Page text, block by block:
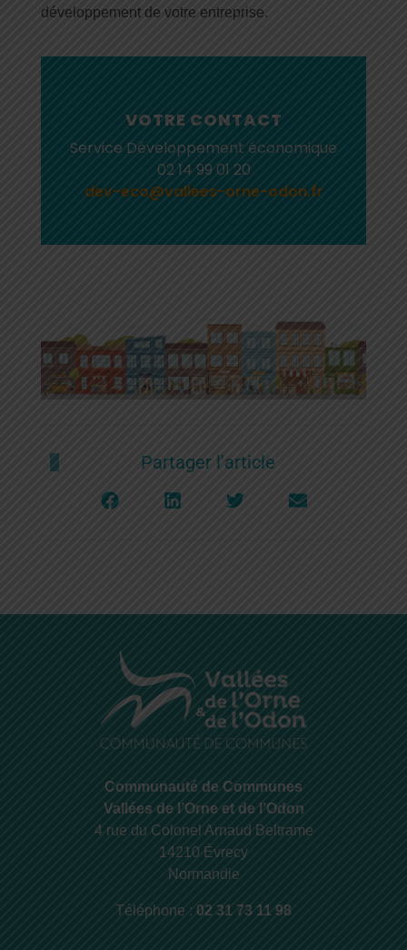
développement de votre entreprise.
VOTRE CONTACT
Service Développement économique
02 14 99 01 20
dev-eco@vallees-orne-odon.fr
Partager l'article
Communauté de Communes
Vallées de l’Orne et de l’Odon
4 rue du Colonel Arnaud Beltrame
14210 Évrecy
Normandie
Téléphone : 02 31 73 11 98